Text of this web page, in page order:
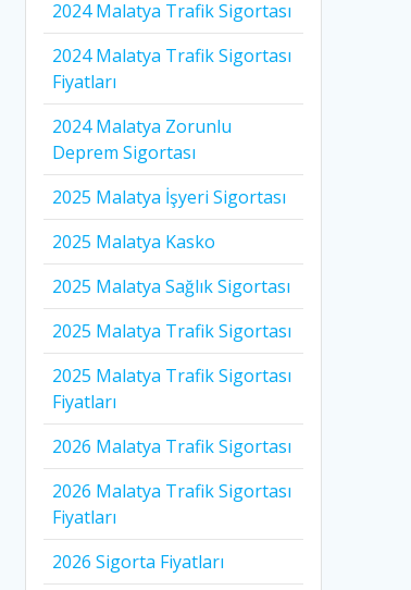
2024 Malatya Trafik Sigortası
2024 Malatya Trafik Sigortası
Fiyatları
2024 Malatya Zorunlu
Deprem Sigortası
2025 Malatya İşyeri Sigortası
2025 Malatya Kasko
2025 Malatya Sağlık Sigortası
2025 Malatya Trafik Sigortası
2025 Malatya Trafik Sigortası
Fiyatları
2026 Malatya Trafik Sigortası
2026 Malatya Trafik Sigortası
Fiyatları
2026 Sigorta Fiyatları